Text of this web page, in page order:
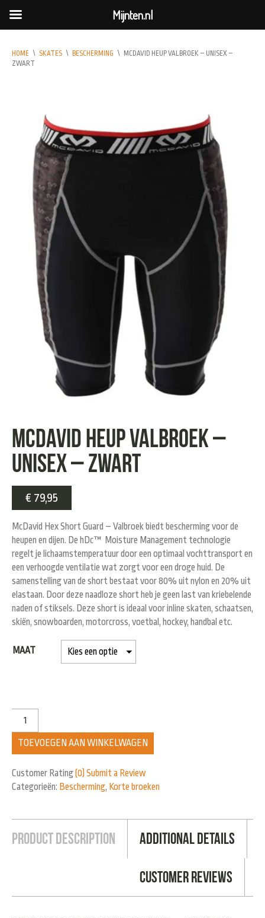
HOME \ SKATES \ BESCHERMING \ MCDAVID HEUP VALBROEK – UNISEX –
ZWART
McDavid Heup Valbroek –
Unisex – Zwart
€ 79,95
McDavid Hex Short Guard – Valbroek biedt bescherming voor de
heupen en dijen. De hDc™ Moisture Management technologie
regelt je lichaamstemperatuur door een optimaal vochttransport en
een verhoogde ventilatie wat zorgt voor een droge huid. De
samenstelling van de short bestaat voor 80% uit nylon en 20% uit
elastaan. Door deze naadloze short heb je geen last van kriebelende
naden of stiksels. Deze short is ideaal voor inline skaten, schaatsen,
skiën, snowboarden, motorcross, voetbal, hockey, handbal etc.
MAAT
TOEVOEGEN AAN WINKELWAGEN
Customer Rating(0) Submit a Review
Categorieën: Bescherming, Korte broeken
Product Description Additional Details
Customer Reviews
Mijnten.nl